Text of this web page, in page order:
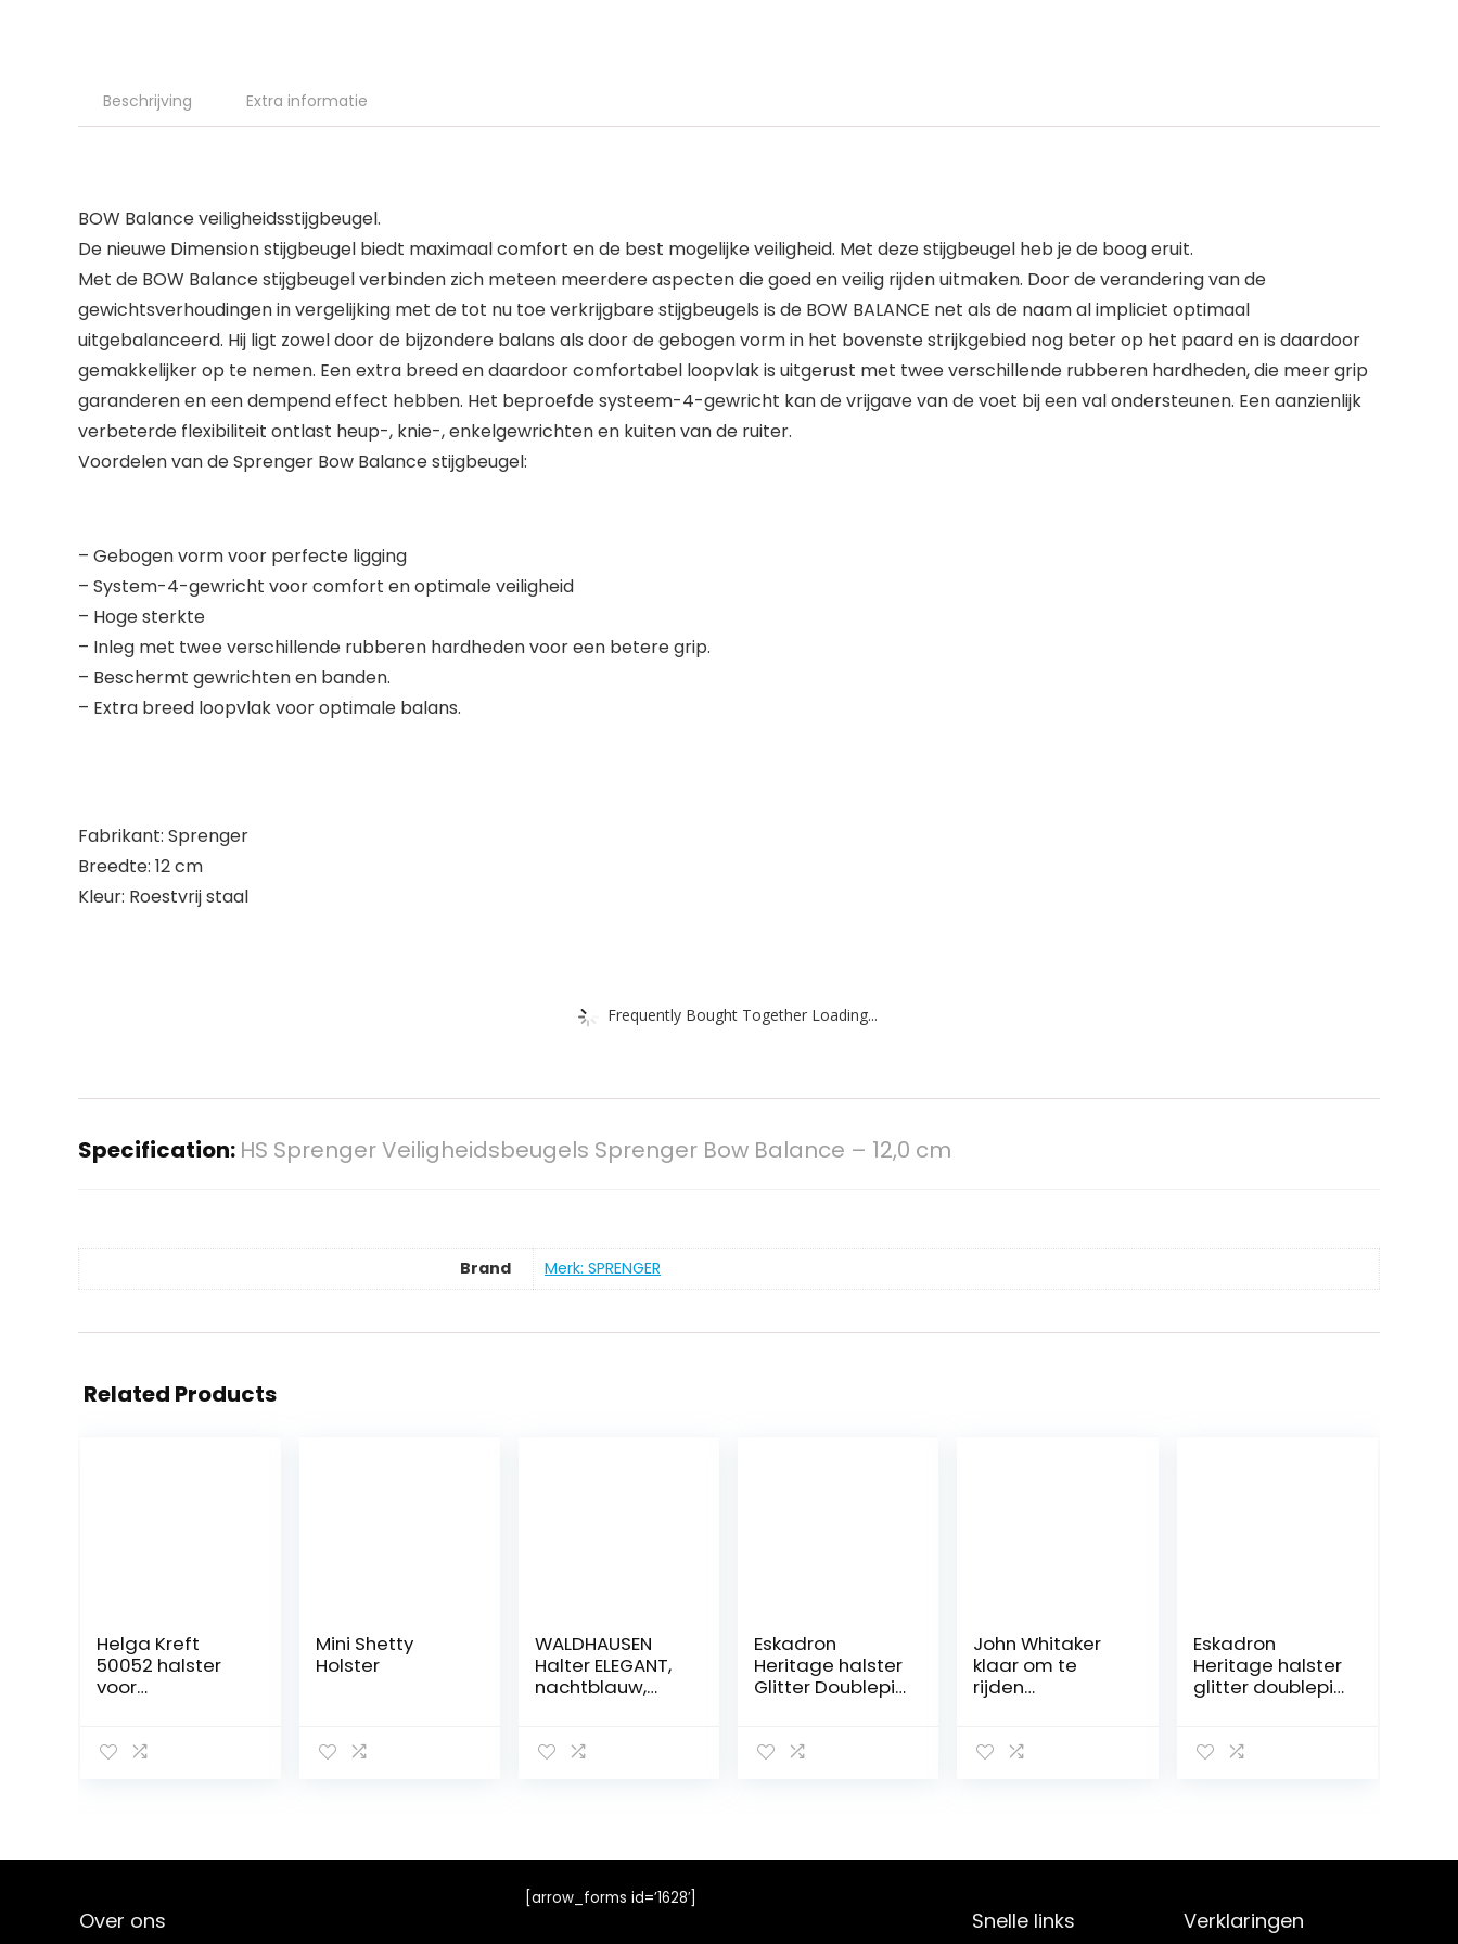
Beschrijving Extra informatie
BOW Balance veiligheidsstijgbeugel.
De nieuwe Dimension stijgbeugel biedt maximaal comfort en de best mogelijke veiligheid. Met deze stijgbeugel heb je de boog eruit.
Met de BOW Balance stijgbeugel verbinden zich meteen meerdere aspecten die goed en veilig rijden uitmaken. Door de verandering van de
gewichtsverhoudingen in vergelijking met de tot nu toe verkrijgbare stijgbeugels is de BOW BALANCE net als de naam al impliciet optimaal
uitgebalanceerd. Hij ligt zowel door de bijzondere balans als door de gebogen vorm in het bovenste strijkgebied nog beter op het paard en is daardoor
gemakkelijker op te nemen. Een extra breed en daardoor comfortabel loopvlak is uitgerust met twee verschillende rubberen hardheden, die meer grip
garanderen en een dempend effect hebben. Het beproefde systeem-4-gewricht kan de vrijgave van de voet bij een val ondersteunen. Een aanzienlijk
verbeterde flexibiliteit ontlast heup-, knie-, enkelgewrichten en kuiten van de ruiter.
Voordelen van de Sprenger Bow Balance stijgbeugel:
– Gebogen vorm voor perfecte ligging
– System-4-gewricht voor comfort en optimale veiligheid
– Hoge sterkte
– Inleg met twee verschillende rubberen hardheden voor een betere grip.
– Beschermt gewrichten en banden.
– Extra breed loopvlak voor optimale balans.
Fabrikant: Sprenger
Breedte: 12 cm
Kleur: Roestvrij staal
Frequently Bought Together Loading...
Specification: HS Sprenger Veiligheidsbeugels Sprenger Bow Balance – 12,0 cm
Brand Merk: SPRENGER
Related Products
Helga Kreft
50052 halster
voor
Mini Shetty
Holster
WALDHAUSEN
Halter ELEGANT,
nachtblauw,
Eskadron
Heritage halster
Glitter Doublepin
John Whitaker
klaar om te
rijden
Eskadron
Heritage halster
glitter doublepin
Over ons
[arrow_forms id=’1628′]
Snelle links Verklaringen